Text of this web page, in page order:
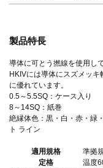
製品特長
導体に可とう撚線を使用し
HKIVには導体にスズメッ
に優れています。
0.5～5.5SQ：ケース入り
8～14SQ：紙巻
絶縁体色：黒・白・赤・緑
ト ライン
適用規格
準拠
定格
温度